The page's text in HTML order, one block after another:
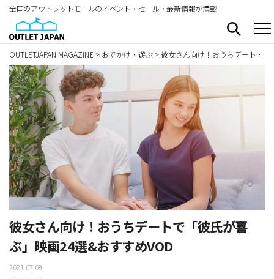
全国のアウトレットモールのイベント・セール・最新情報が満載
OUTLETJAPAN MAGAZINE > おでかけ・遊ぶ >彼女さん向け！おうちデートで「彼氏が喜ぶ」映画24選&おすすめVOD
彼女さん向け！おうちデートで「彼氏が喜
ぶ」映画24選&おすすめVOD
2021.07.09